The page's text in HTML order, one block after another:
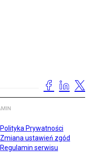
Polityka Prywatności
Zmiana ustawień zgód
Regulamin serwisu